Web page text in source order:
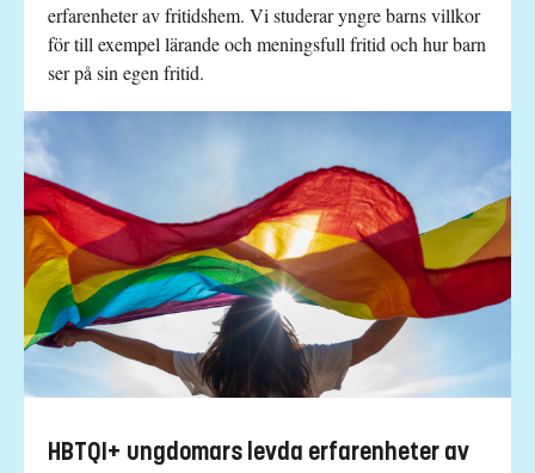
erfarenheter av fritidshem. Vi studerar yngre barns villkor
för till exempel lärande och meningsfull fritid och hur barn
ser på sin egen fritid.
HBTQI+ ungdomars levda erfarenheter av